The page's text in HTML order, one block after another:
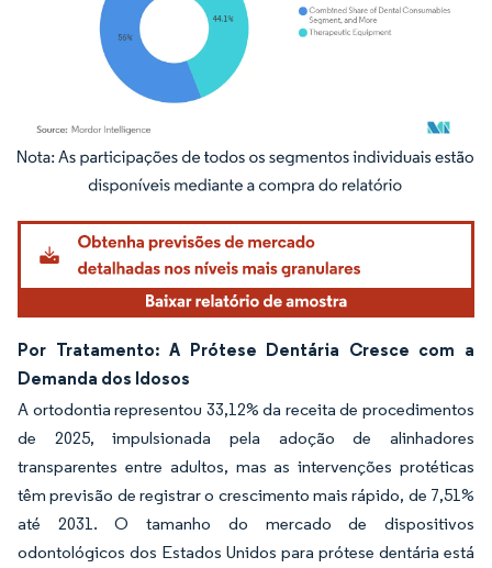
Imagem © Mordor Intelligence. O reuso requer atribuição conforme CC BY 4.0.
Por Tratamento: A Prótese Dentária Cresce com a
Demanda dos Idosos
A ortodontia representou 33,12% da receita de procedimentos
de 2025, impulsionada pela adoção de alinhadores
transparentes entre adultos, mas as intervenções protéticas
têm previsão de registrar o crescimento mais rápido, de 7,51%
até 2031. O tamanho do mercado de dispositivos
odontológicos dos Estados Unidos para prótese dentária está